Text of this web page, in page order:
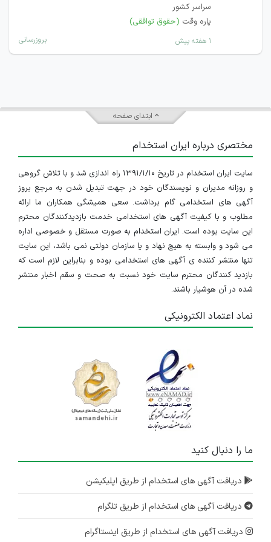
سراسر کشور
پاره وقت (حقوق توافقی)
۱ هفته پیش بروزرسانی
ابتدای صفحه
مختصری درباره ایران استخدام
سایت ایران استخدام در تاریخ ۱۳۹۱/۱/۱۰ راه اندازی شد و با تلاش گروهی
و روزانه مدیران و نویسندگان خود در جهت تبدیل شدن به مرجع بروز
آگهی های استخدامی گام برداشت. سعی همیشگی همکاران ما ارائه
مطلوب و با کیفیت آگهی های استخدامی خدمت بازدیدکنندگان محترم
این سایت بوده است. ایران استخدام به صورت مستقل و خصوصی اداره
می شود و وابسته به هیچ نهاد و یا سازمان دولتی نمی باشد، این سایت
تنها منتشر کننده ی آگهی های استخدامی بوده و بنابراین لازم است که
بازدید کنندگان محترم سایت خود نسبت به صحت و سقم اخبار منتشر
شده در آن هوشیار باشند.
نماد اعتماد الکترونیکی
ما را دنبال کنید
دریافت آگهی های استخدام از طریق اپلیکیشن
دریافت آگهی های استخدام از طریق تلگرام
دریافت آگهی های استخدام از طریق اینستاگرام